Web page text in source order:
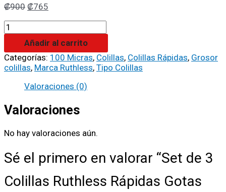
₡900 ₡765
Añadir al carrito
Categorías: 100 Micras, Colillas, Colillas Rápidas, Grosor
colillas, Marca Ruthless, Tipo Colillas
Valoraciones (0)
Valoraciones
No hay valoraciones aún.
Sé el primero en valorar “Set de 3
Colillas Ruthless Rápidas Gotas